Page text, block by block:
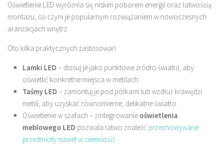
Oświetlenie LED wyróżnia się niskim poborem energii oraz łatwością
montażu, co czyni je popularnym rozwiązaniem w nowoczesnych
aranżacjach wnętrz.
Oto kilka praktycznych zastosowań:
Lamki LED – stosuj je jako punktowe źródło światła, aby
oświetlić konkretne miejsca w meblach.
Taśmy LED – zamontuj je pod półkami lub wzdłuż krawędzi
mebli, aby uzyskać równomierne, delikatne światło.
Oświetlenie w szafach – zintegrowanie oświetlenia
meblowego LED pozwala łatwo znaleźć przechowywane
przedmioty nawet w ciemności